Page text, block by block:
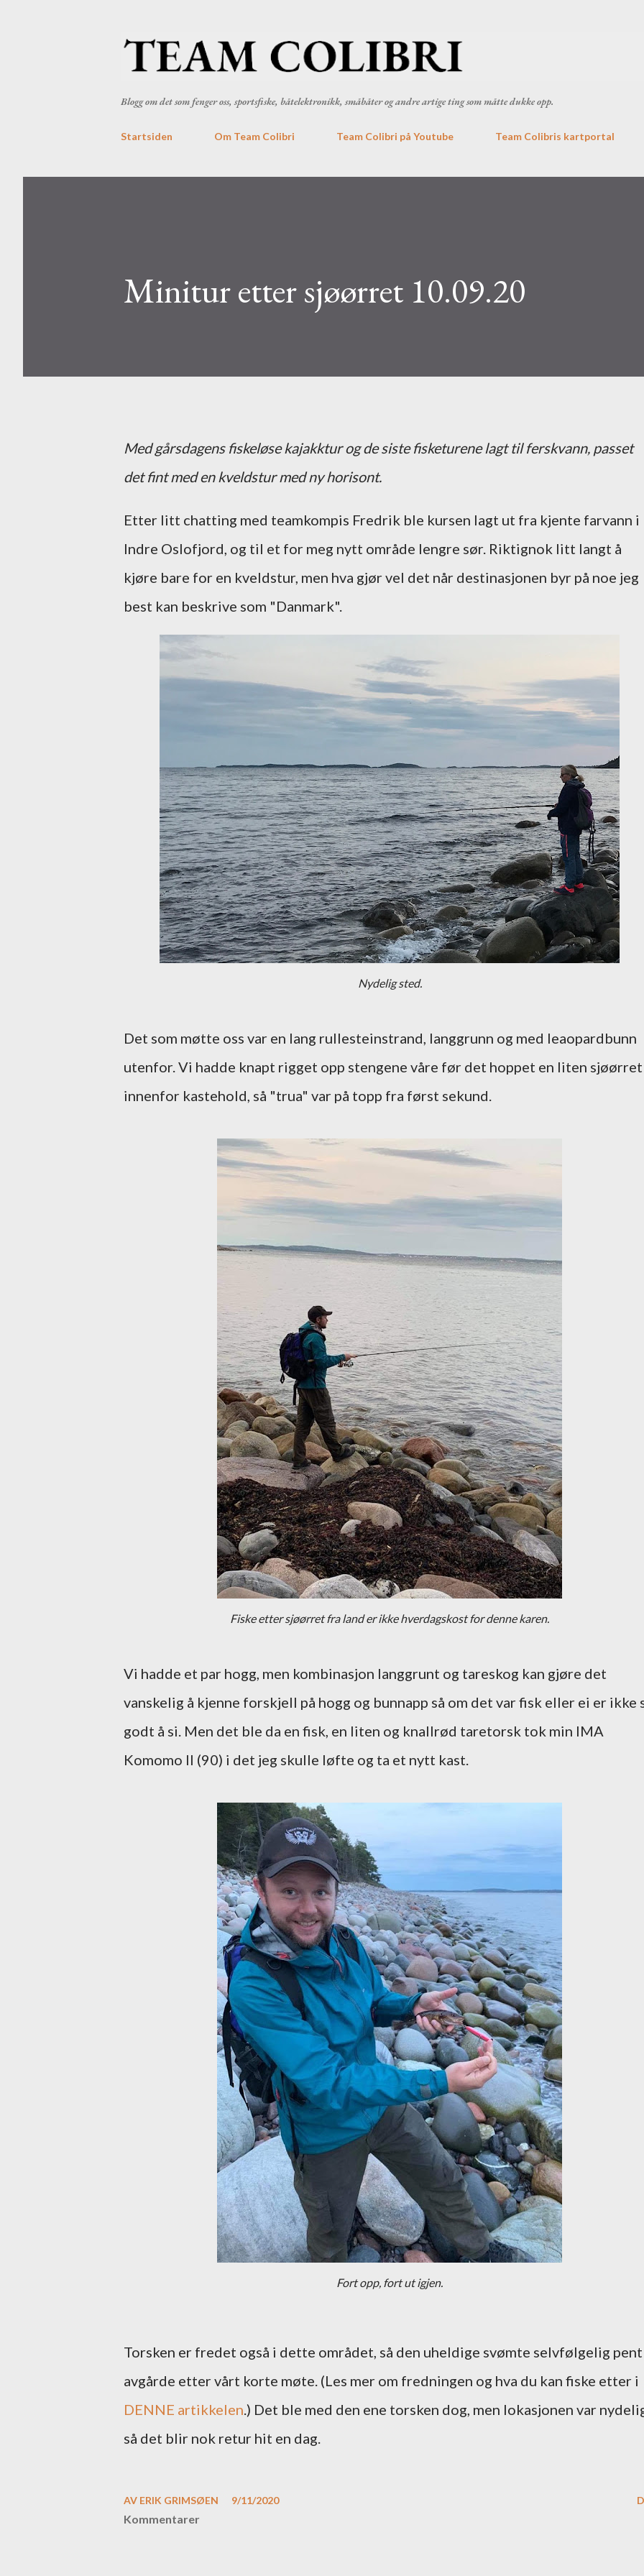
Blogg om det som fenger oss, sportsfiske, båtelektronikk, småbåter og andre artige ting som måtte dukke opp.
Startsiden Om Team Colibri Team Colibri på Youtube Team Colibris kartportal
Minitur etter sjøørret 10.09.20
Med gårsdagens fiskeløse kajakktur og de siste fisketurene lagt til ferskvann, passet
det fint med en kveldstur med ny horisont.
Etter litt chatting med teamkompis Fredrik ble kursen lagt ut fra kjente farvann i
Indre Oslofjord, og til et for meg nytt område lengre sør. Riktignok litt langt å
kjøre bare for en kveldstur, men hva gjør vel det når destinasjonen byr på noe jeg
best kan beskrive som "Danmark".
Nydelig sted.
Det som møtte oss var en lang rullesteinstrand, langgrunn og med leaopardbunn
utenfor. Vi hadde knapt rigget opp stengene våre før det hoppet en liten sjøørret
innenfor kastehold, så "trua" var på topp fra først sekund.
Fiske etter sjøørret fra land er ikke hverdagskost for denne karen.
Vi hadde et par hogg, men kombinasjon langgrunt og tareskog kan gjøre det
vanskelig å kjenne forskjell på hogg og bunnapp så om det var fisk eller ei er ikke
godt å si. Men det ble da en fisk, en liten og knallrød taretorsk tok min IMA
Komomo II (90) i det jeg skulle løfte og ta et nytt kast.
Fort opp, fort ut igjen.
Torsken er fredet også i dette området, så den uheldige svømte selvfølgelig pent
avgårde etter vårt korte møte. (Les mer om fredningen og hva du kan fiske etter i
DENNE artikkelen.) Det ble med den ene torsken dog, men lokasjonen var
så det blir nok retur hit en dag.
AV ERIK GRIMSØEN 9/11/2020
Kommentarer